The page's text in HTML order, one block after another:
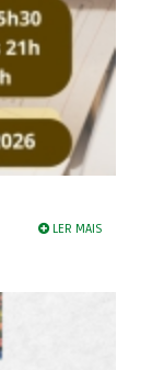
LER MAIS